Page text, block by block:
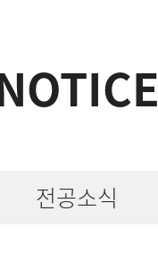
전공소식